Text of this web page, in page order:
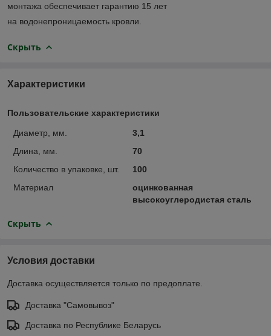
монтажа обеспечивает гарантию 15 лет
на водонепроницаемость кровли.
Скрыть
Характеристики
Пользовательские характеристики
Диаметр, мм.
3,1
Длина, мм.
70
Количество в упаковке, шт.
100
Материал
оцинкованная
высокоуглеродистая сталь
Скрыть
Условия доставки
Доставка осуществляется только по предоплате.
Доставка "Самовывоз"
Доставка по Республике Беларусь